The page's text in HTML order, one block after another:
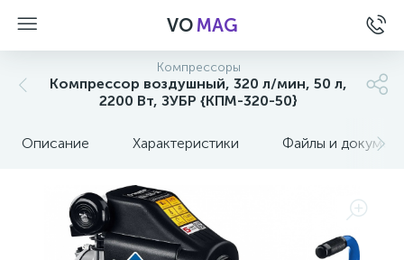
VOMAG
Компрессоры
Компрессор воздушный, 320 л/мин, 50 л,
2200 Вт, ЗУБР {КПМ-320-50}
Описание Характеристики Файлы и